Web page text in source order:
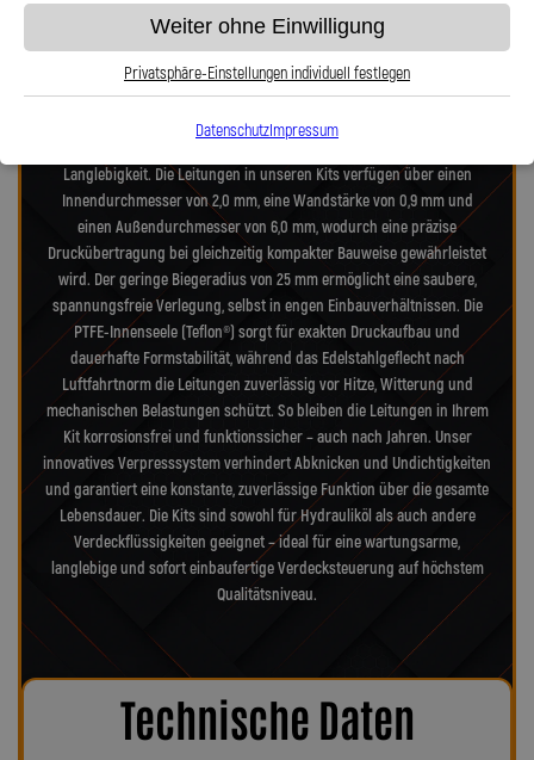
Unsere Stahlflex-Verdeckleitungs-Kits für Jaguar XK X150 XKR
Cabriolet wurden speziell für die hohen Anforderungen moderner- und
alter-Verdecksysteme entwickelt. Jedes Kit vereint Technik nach
Luftfahrtnorm, hochfeste Edelstahlanschlüsse und deutsche
Langlebigkeit. Die Leitungen in unseren Kits verfügen über einen
Innendurchmesser von 2,0 mm, eine Wandstärke von 0,9 mm und
einen Außendurchmesser von 6,0 mm, wodurch eine präzise
Druckübertragung bei gleichzeitig kompakter Bauweise gewährleistet
wird. Der geringe Biegeradius von 25 mm ermöglicht eine saubere,
spannungsfreie Verlegung, selbst in engen Einbauverhältnissen. Die
PTFE-Innenseele (Teflon®) sorgt für exakten Druckaufbau und
dauerhafte Formstabilität, während das Edelstahlgeflecht nach
Luftfahrtnorm die Leitungen zuverlässig vor Hitze, Witterung und
mechanischen Belastungen schützt. So bleiben die Leitungen in Ihrem
Kit korrosionsfrei und funktionssicher – auch nach Jahren. Unser
innovatives Verpresssystem verhindert Abknicken und Undichtigkeiten
und garantiert eine konstante, zuverlässige Funktion über die gesamte
Lebensdauer. Die Kits sind sowohl für Hydrauliköl als auch andere
Verdeckflüssigkeiten geeignet – ideal für eine wartungsarme,
langlebige und sofort einbaufertige Verdecksteuerung auf höchstem
Qualitätsniveau.
Technische Daten
Weiter ohne Einwilligung
Privatsphäre-Einstellungen individuell festlegen
DatenschutzImpressum